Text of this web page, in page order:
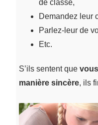
de classe,
Demandez leur
Parlez-leur de
Etc.
S’ils sentent que
manière sincère, ils